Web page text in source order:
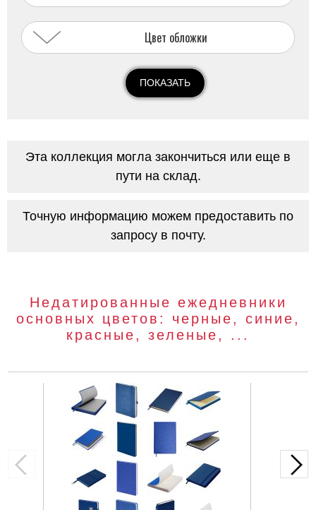
Цвет обложки
ПОКАЗАТЬ
Эта коллекция могла закончиться или еще в
пути на склад.
Точную информацию можем предоставить по
запросу в почту.
Недатированные ежедневники
основных цветов: черные, синие,
красные, зеленые, ...